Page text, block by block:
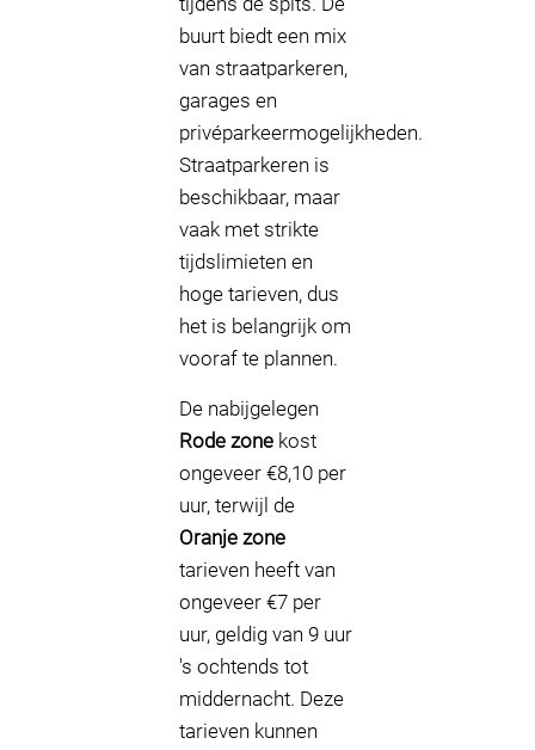
buurt biedt een mix
van straatparkeren,
garages en
privéparkeermogelijkheden.
Straatparkeren is
beschikbaar, maar
vaak met strikte
tijdslimieten en
hoge tarieven, dus
het is belangrijk om
vooraf te plannen.
De nabijgelegen
Rode zone kost
ongeveer €8,10 per
uur, terwijl de
Oranje zone
tarieven heeft van
ongeveer €7 per
uur, geldig van 9 uur
's ochtends tot
middernacht. Deze
tarieven kunnen